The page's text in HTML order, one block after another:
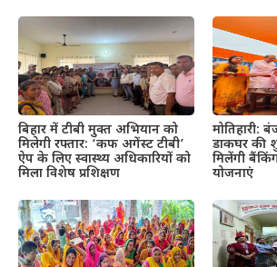
बिहार में टीबी मुक्त अभियान को
मिलेगी रफ्तार: ‘कफ अगेंस्ट टीबी’
ऐप के लिए स्वास्थ्य अधिकारियों को
मिला विशेष प्रशिक्षण
मोतिहारी:
डाकघर की
मिलेंगी
योजनाएं